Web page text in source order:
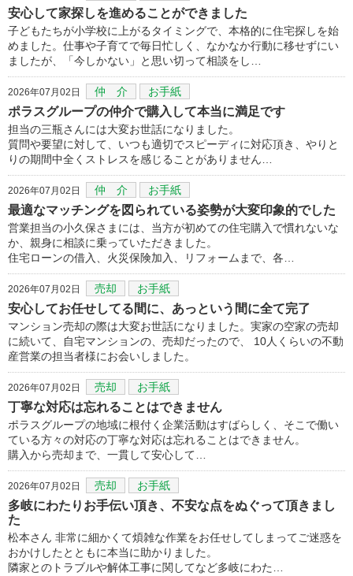
安心して家探しを進めることができました
子どもたちが小学校に上がるタイミングで、本格的に住宅探しを始
めました。仕事や子育てで毎日忙しく、なかなか行動に移せずにい
ましたが、「今しかない」と思い切って相談をし…
2026年07月02日 仲 介 お手紙
ポラスグループの仲介で購入して本当に満足です
担当の三瓶さんには大変お世話になりました。
質問や要望に対して、いつも適切でスピーディに対応頂き、やりと
りの期間中全くストレスを感じることがありません…
2026年07月02日 仲 介 お手紙
最適なマッチングを図られている姿勢が大変印象的でした
営業担当の小久保さまには、当方が初めての住宅購入で慣れないな
か、親身に相談に乗っていただきました。
住宅ローンの借入、火災保険加入、リフォームまで、各…
2026年07月02日 売却 お手紙
安心してお任せしてる間に、あっという間に全て完了
マンション売却の際は大変お世話になりました。実家の空家の売却
に続いて、自宅マンションの、売却だったので、 10人くらいの不動
産営業の担当者様にお会いしました。
2026年07月02日 売却 お手紙
丁寧な対応は忘れることはできません
ポラスグループの地域に根付く企業活動はすばらしく、そこで働い
ている方々の対応の丁寧な対応は忘れることはできません。
購入から売却まで、一貫して安心して…
2026年07月02日 売却 お手紙
多岐にわたりお手伝い頂き、不安な点をぬぐって頂きまし
た
松本さん 非常に細かくて煩雑な作業をお任せしてしまってご迷惑を
おかけしたとともに本当に助かりました。
隣家とのトラブルや解体工事に関してなど多岐にわた…